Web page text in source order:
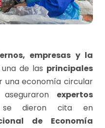
empresas y la
de las principales
una economía circular
expertos
dieron cita en
de Economía